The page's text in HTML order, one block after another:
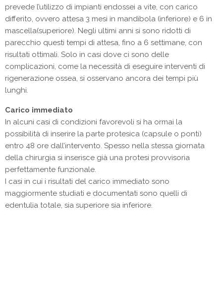
prevede l’utilizzo di impianti endossei a vite, con carico
differito, ovvero attesa 3 mesi in mandibola (inferiore) e 6 in
mascella(superiore). Negli ultimi anni si sono ridotti di
parecchio questi tempi di attesa, fino a 6 settimane, con
risultati ottimali. Solo in casi dove ci sono delle
complicazioni, come la necessità di eseguire interventi di
rigenerazione ossea, si osservano ancora dei tempi più
lunghi.
Carico immediato
In alcuni casi di condizioni favorevoli si ha ormai la
possibilità di inserire la parte protesica (capsule o ponti)
entro 48 ore dall’intervento. Spesso nella stessa giornata
della chirurgia si inserisce già una protesi provvisoria
perfettamente funzionale.
I casi in cui i risultati del carico immediato sono
maggiormente studiati e documentati sono quelli di
edentulia totale, sia superiore sia inferiore.